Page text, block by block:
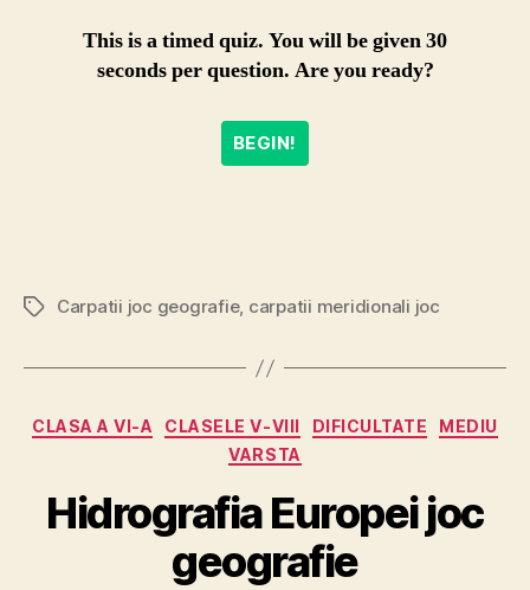
This is a timed quiz. You will be given 30
seconds per question. Are you ready?
BEGIN!
EticheteCarpatii joc geografie, carpatii meridionali joc
Categorii
CLASA A VI-A CLASELE V-VIII DIFICULTATE
MEDIU
VARSTA
Hidrografia Europei joc
geografie